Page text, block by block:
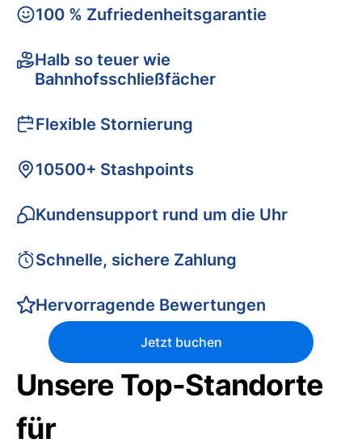
100 % Zufriedenheitsgarantie
Halb so teuer wie
Bahnhofsschließfächer
Flexible Stornierung
10500+ Stashpoints
Kundensupport rund um die Uhr
Schnelle, sichere Zahlung
Hervorragende Bewertungen
Jetzt buchen
Unsere Top-Standorte
für